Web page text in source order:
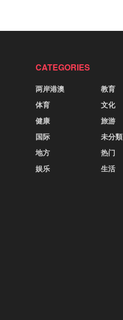
CATEGORIES
两岸港澳
体育
健康
国际
地方
娱乐
教育
文化
旅游
未分類
热门
生活